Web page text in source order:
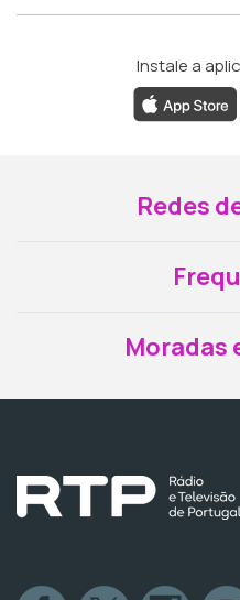
Instale a
Redes
Moradas